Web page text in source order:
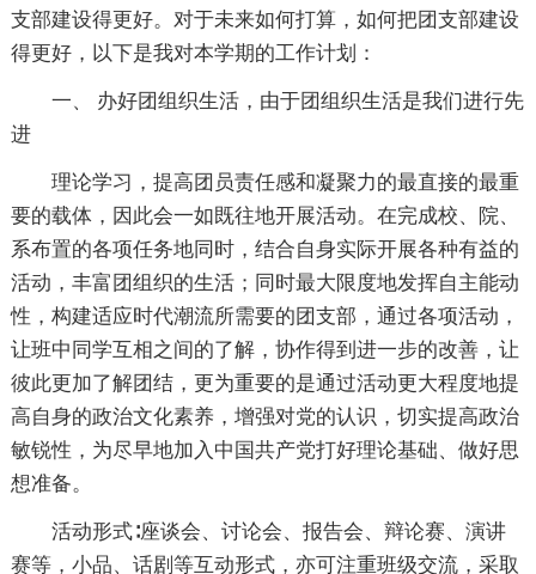
支部建设得更好。对于未来如何打算，如何把团支部建设
得更好，以下是我对本学期的工作计划：
一、 办好团组织生活，由于团组织生活是我们进行先
进
理论学习，提高团员责任感和凝聚力的最直接的最重
要的载体，因此会一如既往地开展活动。在完成校、院、
系布置的各项任务地同时，结合自身实际开展各种有益的
活动，丰富团组织的生活；同时最大限度地发挥自主能动
性，构建适应时代潮流所需要的团支部，通过各项活动，
让班中同学互相之间的了解，协作得到进一步的改善，让
彼此更加了解团结，更为重要的是通过活动更大程度地提
高自身的政治文化素养，增强对党的认识，切实提高政治
敏锐性，为尽早地加入中国共产党打好理论基础、做好思
想准备。
活动形式∶座谈会、讨论会、报告会、辩论赛、演讲
赛等，小品、话剧等互动形式，亦可注重班级交流，采取